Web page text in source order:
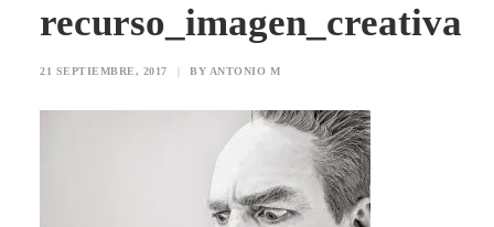
recurso_imagen_creativa
21 SEPTIEMBRE, 2017 | BY ANTONIO M